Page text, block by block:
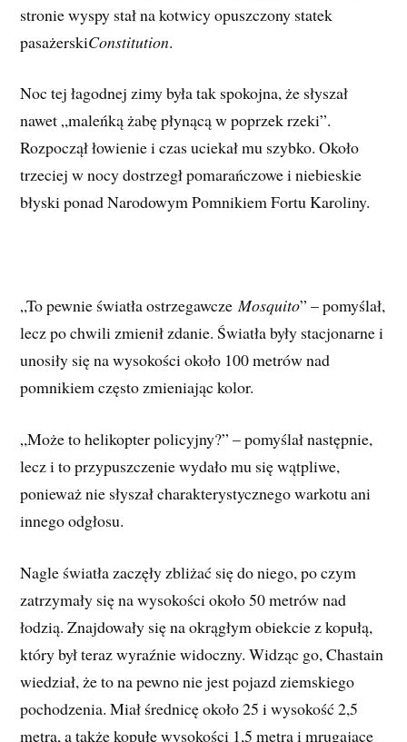
stronie wyspy stał na kotwicy opuszczony statek
pasażerskiConstitution.
Noc tej łagodnej zimy była tak spokojna, że słyszał
nawet „maleńką żabę płynącą w poprzek rzeki”.
Rozpoczął łowienie i czas uciekał mu szybko. Około
trzeciej w nocy dostrzegł pomarańczowe i niebieskie
błyski ponad Narodowym Pomnikiem Fortu Karoliny.
„To pewnie światła ostrzegawczeMosquito” – pomyślał,
lecz po chwili zmienił zdanie. Światła były stacjonarne i
unosiły się na wysokości około 100 metrów nad
pomnikiem często zmieniając kolor.
„Może to helikopter policyjny?” – pomyślał następnie,
lecz i to przypuszczenie wydało mu się wątpliwe,
ponieważ nie słyszał charakterystycznego warkotu ani
innego odgłosu.
Nagle światła zaczęły zbliżać się do niego, po czym
zatrzymały się na wysokości około 50 metrów nad
łodzią. Znajdowały się na okrągłym obiekcie z kopułą,
który był teraz wyraźnie widoczny. Widząc go, Chastain
wiedział, że to na pewno nie jest pojazd ziemskiego
pochodzenia. Miał średnicę około 25 i wysokość 2,5
metra, a także kopułę wysokości 1,5 metra i mrugające